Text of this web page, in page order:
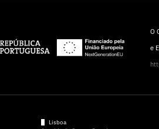
O
e
Lisboa